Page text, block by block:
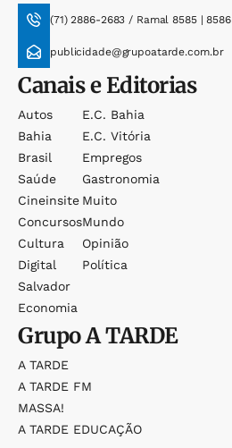
(71) 2886-2683 / Ramal 8585 | 8586
publicidade@grupoatarde.com.br
Canais e Editorias
Autos
Bahia
Brasil
Saúde
Cineinsite
Concursos
Cultura
Digital
Salvador
Economia
E.c. Bahia
E.c. Vitória
Empregos
Gastronomia
Muito
Mundo
Opinião
Política
GrupoA TARDE
A TARDE
A TARDE FM
MASSA!
A TARDE EDUCAÇÃO